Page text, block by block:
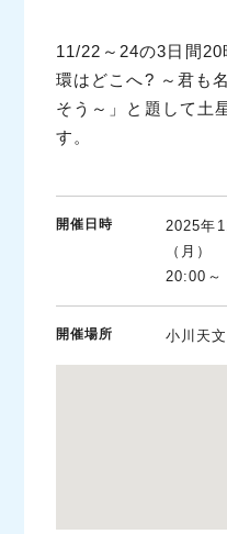
11/22～24の3日間
環はどこへ? ～君も
そう～」と題して土
す。
開催日時
2025年
（月）
20:00～
開催場所 小川天